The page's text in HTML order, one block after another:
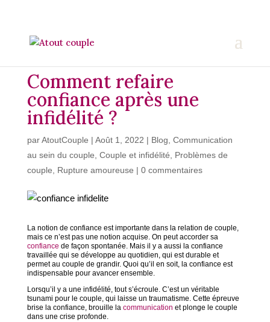
Comment refaire
confiance après une
infidélité ?
parAtoutCouple | Août 1, 2022 | Blog Communication
au sein du couple Couple et infidélité
Problèmes de
couple
Rupture amoureuse | 0 commentaires
La notion de confiance est importante dans la relation de couple,
mais ce n’est pas une notion acquise. On peut accorder sa
confiance de façon spontanée. Mais il y a aussi la confiance
travaillée qui se développe au quotidien, qui est durable et
permet au couple de grandir. Quoi qu’il en soit, la confiance est
indispensable pour avancer ensemble.
Lorsqu’il y a une infidélité, tout s’écroule. C’est un véritable
tsunami pour le couple, qui laisse un traumatisme. Cette épreuve
brise la confiance, brouille la communication et plonge le couple
dans une crise profonde.